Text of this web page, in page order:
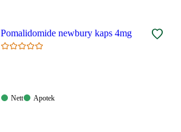
Pomalidomide newbury kaps 4mg
Nett:
Nett
Apotek:
Apotek